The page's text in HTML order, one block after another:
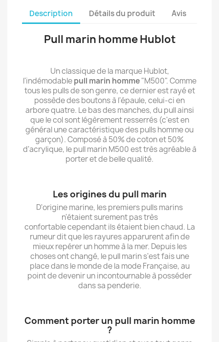
Description Détails du produit Avis
Pull marin homme Hublot
Un classique de la marque Hublot,
l'indémodablepull marin homme"M500". Comme
tous les pulls de son genre, ce dernier est rayé et
possède des boutons à l'épaule, celui-ci en
arbore quatre. Le bas des manches, du pull ainsi
que le col sont légèrement resserrés (c'est en
général une caractéristique des pulls homme ou
garçon). Composé à 50% de coton et 50%
d'acrylique, le pull marin M500 est très agréable à
porter et de belle qualité.
Les origines du pull marin
D'origine marine, les premiers pulls marins
n'étaient surement pas très
confortable cependant ils étaient bien chaud. La
rumeur dit que les rayures apparurent afin de
mieux repérer un homme à la mer. Depuis les
choses ont changé, le pull marin s'est fais une
place dans le monde de la mode Française, au
point de devenir un incontournable à posséder
dans sa penderie.
Comment porter un pull marin homme
?